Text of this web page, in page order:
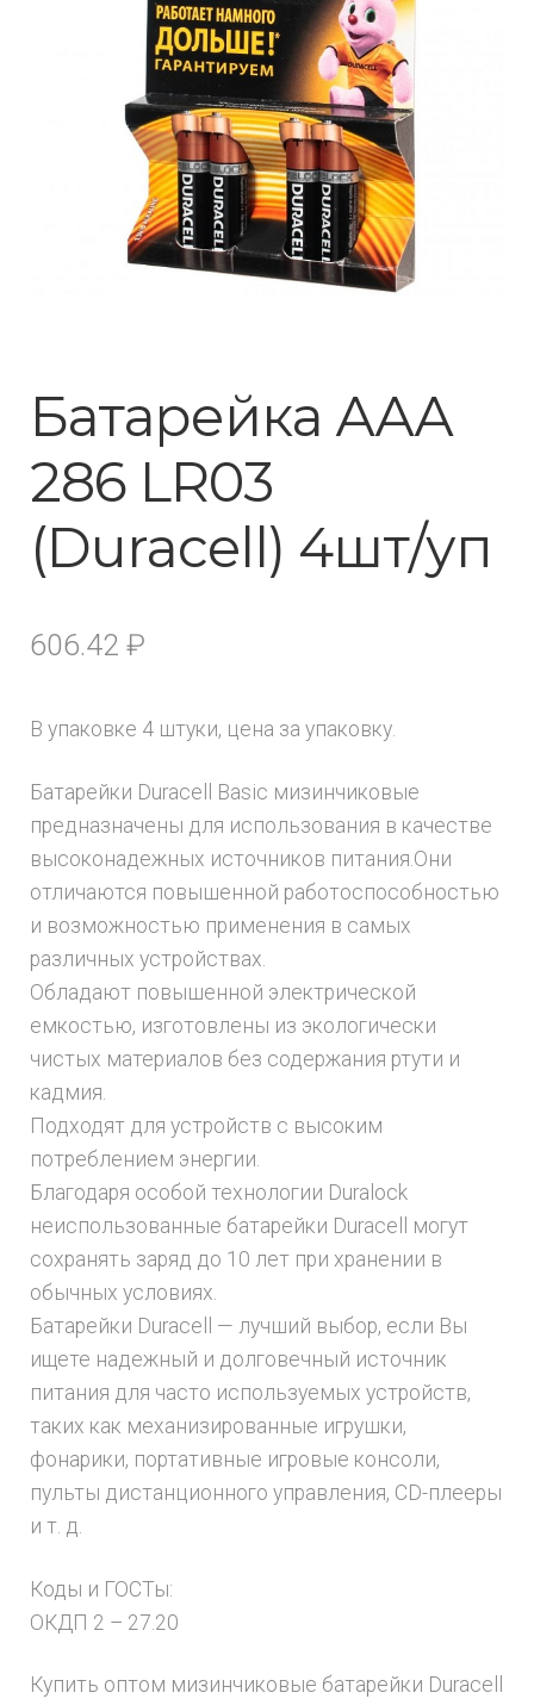
Батарейка ААА
286 LR03
(Duracell) 4шт/уп
606.42 ₽
В упаковке 4 штуки, цена за упаковку.
Батарейки Duracell Basic мизинчиковые
предназначены для использования в качестве
высоконадежных источников питания.Они
отличаются повышенной работоспособностью
и возможностью применения в самых
различных устройствах.
Обладают повышенной электрической
емкостью, изготовлены из экологически
чистых материалов без содержания ртути и
кадмия.
Подходят для устройств с высоким
потреблением энергии.
Благодаря особой технологии Duralock
неиспользованные батарейки Duracell могут
сохранять заряд до 10 лет при хранении в
обычных условиях.
Батарейки Duracell — лучший выбор, если Вы
ищете надежный и долговечный источник
питания для часто используемых устройств,
таких как механизированные игрушки,
фонарики, портативные игровые консоли,
пульты дистанционного управления, CD-плееры
и т. д.
Коды и ГОСТы:
ОКДП 2 – 27.20
Купить оптом мизинчиковые батарейки Duracell